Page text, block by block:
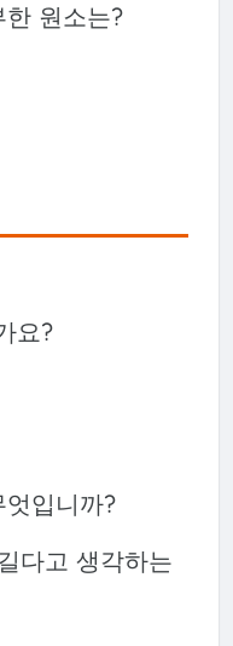
원소는?
요?
입니까?
다고 생각하는